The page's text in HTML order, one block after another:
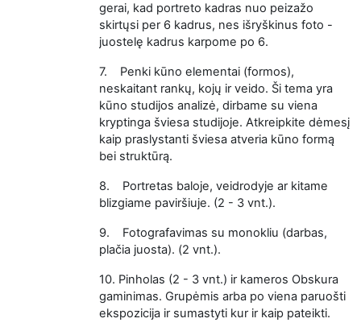
gerai, kad portreto kadras nuo peizažo
skirtųsi per 6 kadrus, nes išryškinus foto -
juostelę kadrus karpome po 6.
7. Penki kūno elementai (formos),
neskaitant rankų, kojų ir veido. Ši tema yra
kūno studijos analizė, dirbame su viena
kryptinga šviesa studijoje. Atkreipkite dėmesį
kaip praslystanti šviesa atveria kūno formą
bei struktūrą.
8. Portretas baloje, veidrodyje ar kitame
blizgiame paviršiuje. (2 - 3 vnt.).
9. Fotografavimas su monokliu (darbas,
plačia juosta). (2 vnt.).
10. Pinholas (2 - 3 vnt.) ir kameros Obskura
gaminimas. Grupėmis arba po viena paruošti
ekspozicija ir sumastyti kur ir kaip pateikti.